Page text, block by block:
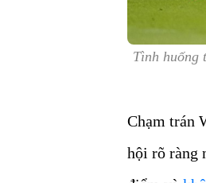
Tình huống
Chạm trán
hội rõ ràng